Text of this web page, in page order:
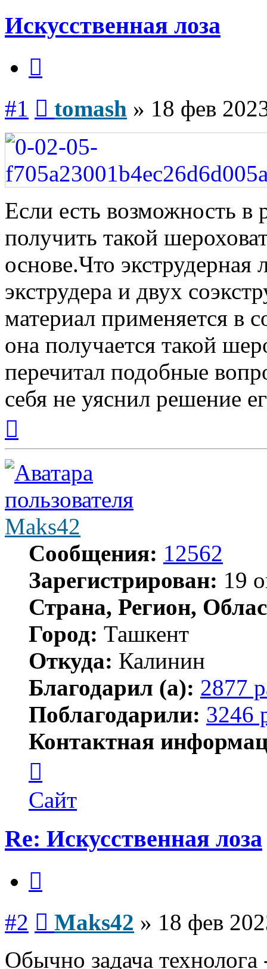
Искусственная лоза
#1 tomash » 18 фев
Если есть возможность в
получить такой
основе.Что экструдерная
экструдера и двух
материал применяется в
она получается такой
перечитал подобные
себя не уяснил решение
началу
Maks42
Сообщения: 12562
Зарегистрирован: 19
Страна, Регион,
Город: Ташкент
Откуда: Калинин
Благодарил (а): 2877
Поблагодарили: 3246
Контактная
пользователя
Maks42
Сайт
Re: Искусственная лоза
#2 Maks42 » 18 фев
Обычно задача технолога